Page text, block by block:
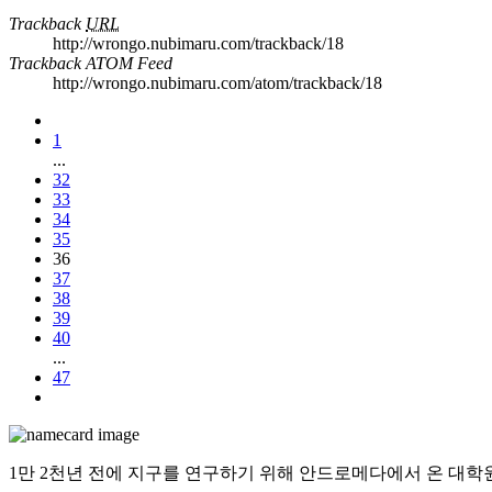
Trackback URL
http://wrongo.nubimaru.com/trackback/18
Trackback ATOM Feed
http://wrongo.nubimaru.com/atom/trackback/18
1
...
32
33
34
35
36
37
38
39
40
...
47
1만 2천년 전에 지구를 연구하기 위해 안드로메다에서 온 대학